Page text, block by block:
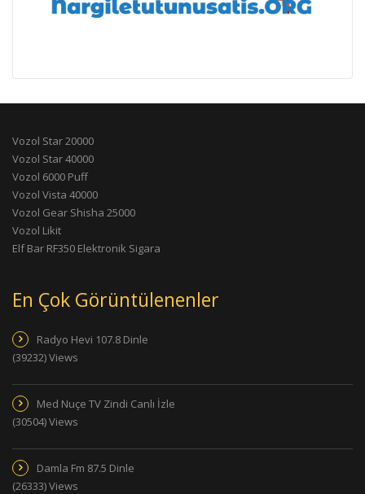
Vozol Star 20000
Vozol Star 40000
Vozol 6000 Puff
Vozol Vista 40000
Vozol Gear Shisha 25000
Vozol Likit
Elf Bar RF350 Elektronik Sigara
En Çok Görüntülenenler
Radyo Hevi 107.8 Dinle
(39232) Views
Med Nuçe TV Zindi Canlı İzle
(30504) Views
Damla Fm 87.5 Dinle
(26333) Views